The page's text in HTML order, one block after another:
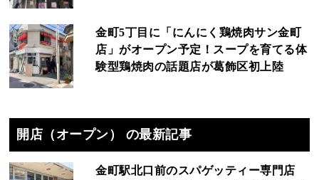
金町5丁目に「にんにく鶏焼肉サン金町
店」がオープン予定！スープを育てる体
験型鶏焼肉の話題店が葛飾区初上陸
開店（オープン） の最新記事
金町駅北口前のスパゲッティー専門店